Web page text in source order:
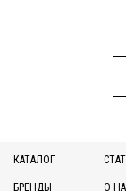
КАТАЛОГ
БРЕНДЫ О